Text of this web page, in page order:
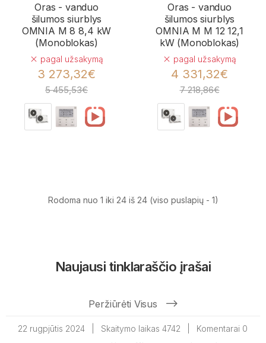
Oras - vanduo
šilumos siurblys
OMNIA M 8 8,4 kW
(Monoblokas)
pagal užsakymą
3 273,32€
5 455,53€
Oras - vanduo
šilumos siurblys
OMNIA M M 12 12,1
kW (Monoblokas)
pagal užsakymą
4 331,32€
7 218,86€
Rodoma nuo 1 iki 24 iš 24 (viso puslapių - 1)
Naujausi tinklaraščio įrašai
Peržiūrėti Visus
22 rugpjūtis 2024 Skaitymo laikas 4742 Komentarai 0